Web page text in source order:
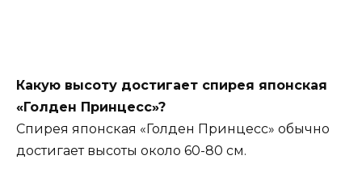
Какую высоту достигает спирея японская
«Голден Принцесс»?
Спирея японская «Голден Принцесс» обычно
достигает высоты около 60-80 см.